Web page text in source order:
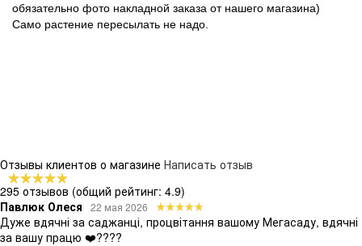
обязательно фото накладной заказа от нашего магазина)
Само растение пересылать не надо.
Отзывы клиентов о магазине Написать отзыв
295 отзывов (общий рейтинг: 4.9)
Павлюк Олеся
22 мая 2026
Дуже вдячні за саджанці, процвітання вашому Мегасаду, вдячні
за вашу працю ❤️????